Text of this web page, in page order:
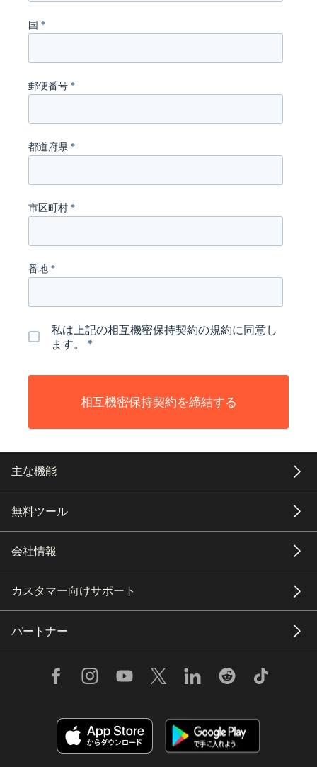
国 *
郵便番号 *
都道府県 *
市区町村 *
番地 *
私は上記の相互機密保持契約の規約に同意し
ます。
*
主な機能
無料ツール
会社情報
カスタマー向けサポート
パートナー